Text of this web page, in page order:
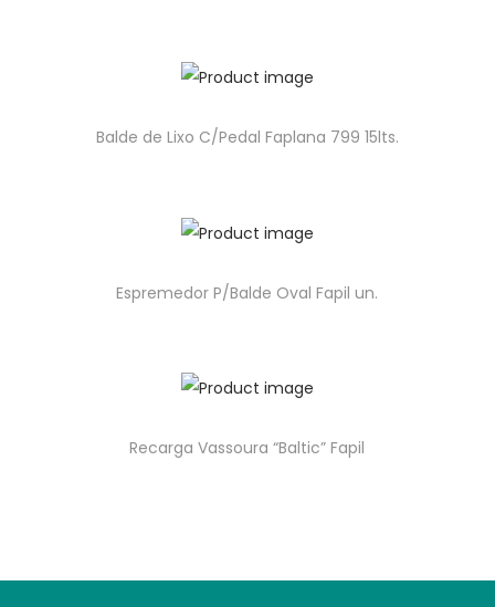
Balde de Lixo C/Pedal Faplana 799 15lts.
Espremedor P/Balde Oval Fapil un.
Recarga Vassoura “Baltic” Fapil